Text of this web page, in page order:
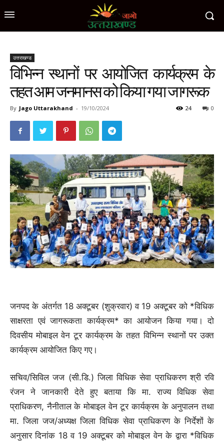
उत्तराखण्ड
विभिन्न स्थानों पर आयोजित कार्यक्रम के
तहत आम जनमानस को किया गया जागरूक
By Jago Uttarakhand - 19/10/2024 0
24
जनपद के अंतर्गत 18 अक्टूबर (शुक्रवार) व 19 अक्टूबर को *विधिक
साक्षरता एवं जागरूकता कार्यक्रम* का आयोजन किया गया। दो
दिवसीय मोबाइल वेन टूर कार्यक्रम के तहत विभिन्न स्थानों पर उक्त
कार्यक्रम आयोजित किए गए।
सचिव/सिविल जज (सी.डि.) जिला विधिक सेवा प्राधिकरण श्री रवि
रंजन ने जानकारी देते हुए बताया कि मा. राज्य विधिक सेवा
प्राधिकरण, नैनीताल के मोबाइल वेन टूर कार्यक्रम के अनुपालन तथा
मा. जिला जज/अध्यक्ष जिला विधिक सेवा प्राधिकरण के निर्देशों के
अनुसार दिनांक 18 व 19 अक्टूबर को मोबाइल वेन के द्वारा *विधिक